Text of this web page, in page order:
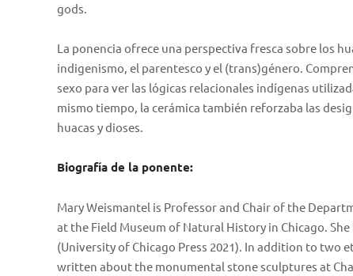
gods.
La ponencia ofrece una perspectiva fresca sobre los
indigenismo, el parentesco y el (trans)género.
sexo para ver las lógicas relacionales indígenas
mismo tiempo, la cerámica también reforzaba las
huacas y dioses.
Biografía de la ponente:
Mary Weismantel is Professor and Chair of the
at the Field Museum of Natural History in Chicago.
(University of Chicago Press 2021). In addition to two
written about the monumental stone sculptures at